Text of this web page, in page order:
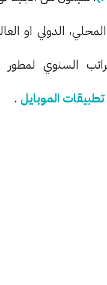
الدولي او
السنوي
الموبايل .